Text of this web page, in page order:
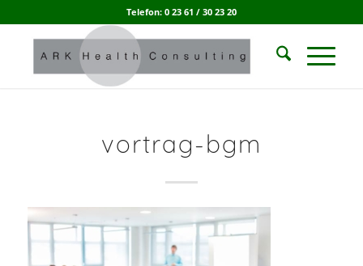
Telefon: 0 23 61 / 30 23 20
vortrag-bgm